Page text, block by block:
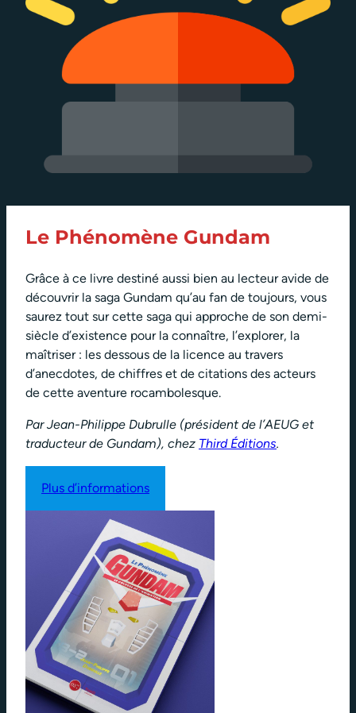
Le Phénomène Gundam
Grâce à ce livre destiné aussi bien au lecteur avide de
découvrir la saga Gundam qu’au fan de toujours, vous
saurez tout sur cette saga qui approche de son demi-
siècle d’existence pour la connaître, l’explorer, la
maîtriser : les dessous de la licence au travers
d’anecdotes, de chiffres et de citations des acteurs
de cette aventure rocambolesque.
Par Jean-Philippe Dubrulle (président de l’AEUG et
traducteur de Gundam), chez Third Éditions.
Plus d’informations